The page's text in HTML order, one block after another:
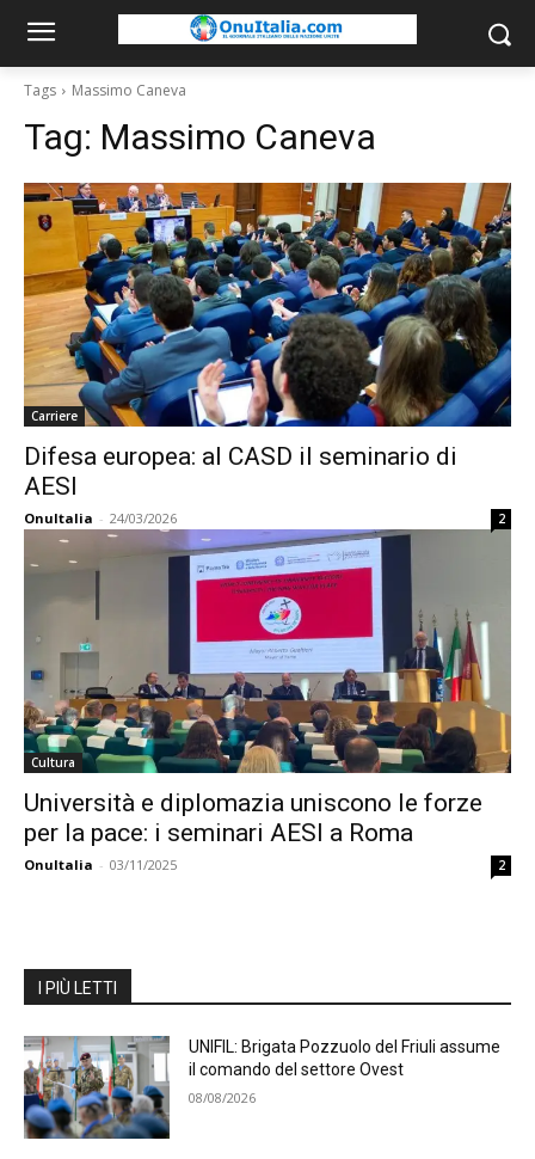
Tags Massimo Caneva
Tag: Massimo Caneva
Carriere
Difesa europea: al CASD il seminario di
AESI
OnuItalia - 24/03/2026 2
Cultura
Università e diplomazia uniscono le forze
per la pace: i seminari AESI a Roma
OnuItalia - 03/11/2025 2
I PIÙ LETTI
UNIFIL: Brigata Pozzuolo del Friuli assume
il comando del settore Ovest
08/08/2026